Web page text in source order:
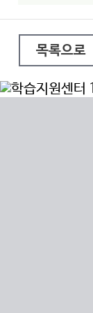
목록으로